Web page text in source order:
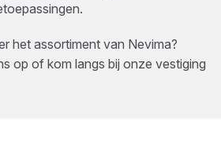
het assortiment van Nevima?
op of kom langs bij onze vestiging